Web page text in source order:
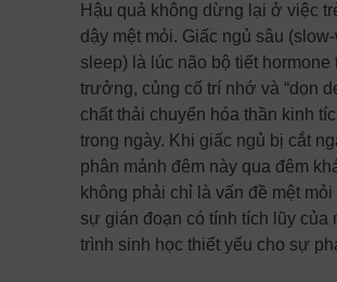
Hậu quả không dừng lại ở việc
dậy mệt mỏi. Giấc ngủ sâu
sleep) là lúc não bộ tiết hormone
trưởng, củng cố trí nhớ và “dọn
chất thải chuyển hóa thần kinh
trong ngày. Khi giấc ngủ bị cắt
phân mảnh đêm này qua đêm
không phải chỉ là vấn đề mệt
sự gián đoạn có tính tích lũy của
trình sinh học thiết yếu cho sự